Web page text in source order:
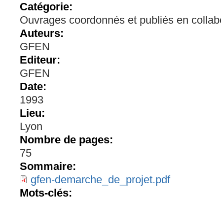
Catégorie:
Ouvrages coordonnés et publiés en
Auteurs:
GFEN
Editeur:
GFEN
Date:
1993
Lieu:
Lyon
Nombre de pages:
75
Sommaire:
gfen-demarche_de_projet.pdf
Mots-clés: